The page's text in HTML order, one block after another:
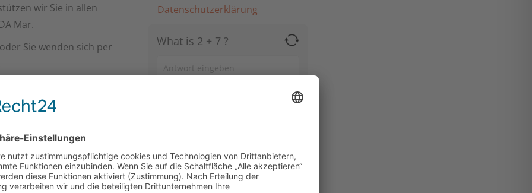
wir Sie in allen
Mar.
Sie wenden sich per
Datenschutzerklärung
What is 2 + 7 ?
for